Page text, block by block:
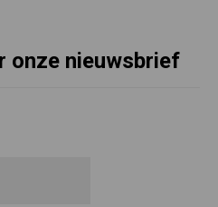
onze nieuwsbrief